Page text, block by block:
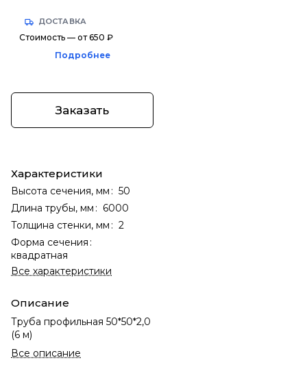
ДОСТАВКА
Стоимость — от 650 ₽
Подробнее
Заказать
Характеристики
Высота сечения, мм : 50
Длина трубы, мм : 6000
Толщина стенки, мм : 2
Форма сечения :
квадратная
Все характеристики
Описание
Труба профильная 50*50*2,0
(6 м)
Все описание